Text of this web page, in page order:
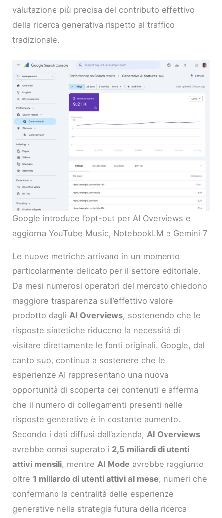
valutazione più precisa del contributo effettivo
della ricerca generativa rispetto al traffico
tradizionale.
Google introduce l’opt-out per AI Overviews e
aggiorna YouTube Music, NotebookLM e Gemini 7
Le nuove metriche arrivano in un momento
particolarmente delicato per il settore editoriale.
Da mesi numerosi operatori del mercato chiedono
maggiore trasparenza sull’effettivo valore
prodotto dagliAI Overviews, sostenendo che le
risposte sintetiche riducono la necessità di
visitare direttamente le fonti originali. Google, dal
canto suo, continua a sostenere che le
esperienze AI rappresentano una nuova
opportunità di scoperta dei contenuti e afferma
che il numero di collegamenti presenti nelle
risposte generative è in costante aumento.
Secondo i dati diffusi dall’azienda,AI Overviews
avrebbe ormai superato i 2,5 miliardi di utenti
attivi mensili, mentreAI Mode avrebbe raggiunto
oltre 1 miliardo di utenti attivi al mese, numeri che
confermano la centralità delle esperienze
generative nella strategia futura della ricerca